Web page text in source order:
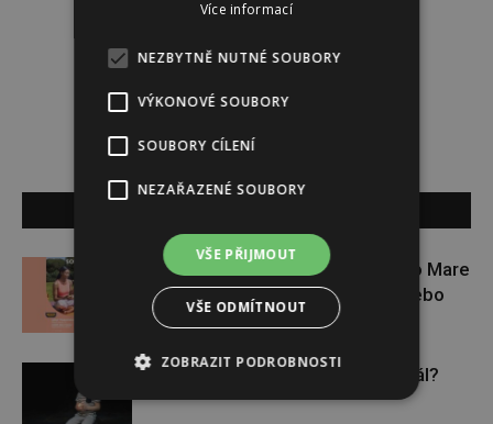
Darina Zumrová
Zapojte se do letní soutěže s Rio Mare
a vyhrajte iWatch Series 11 nebo
jógamatku
Budou se vraždit malé děti dál?
Více informací
NEZBYTNĚ NUTNÉ SOUBORY
VÝKONOVÉ SOUBORY
SOUBORY CÍLENÍ
NEZAŘAZENÉ SOUBORY
VŠE PŘIJMOUT
VŠE ODMÍTNOUT
ZOBRAZIT PODROBNOSTI